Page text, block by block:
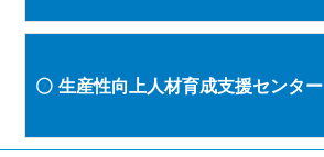
生産性向上人材育成支援センター